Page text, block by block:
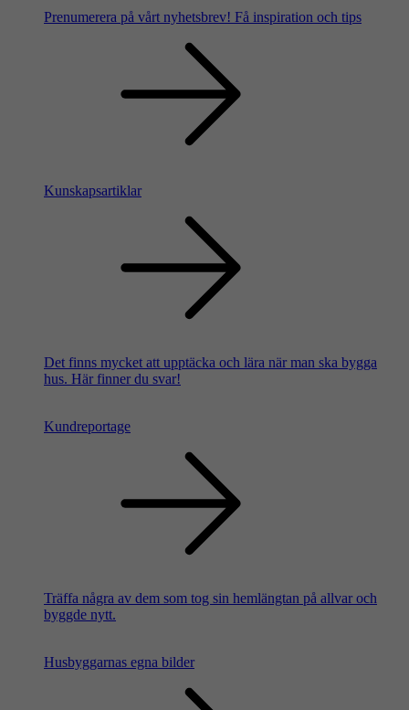
Prenumerera på vårt nyhetsbrev! Få inspiration och tips
Kunskapsartiklar
Det finns mycket att upptäcka och lära när man ska bygga
hus. Här finner du svar!
Kundreportage
Träffa några av dem som tog sin hemlängtan på allvar och
byggde nytt.
Husbyggarnas egna bilder